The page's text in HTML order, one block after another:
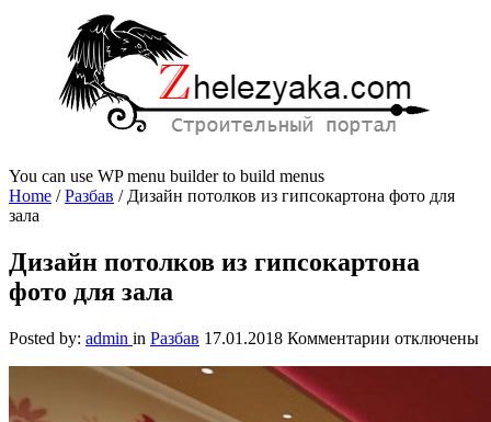
You can use WP menu builder to build menus
Home /Разбав / Дизайн потолков из гипсокартона фото для
зала
Дизайн потолков из гипсокартона
фото для зала
Posted by: admin in Разбав 17.01.2018 Комментарии котключены